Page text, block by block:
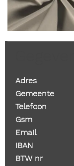
Adres
Gemeente
Telefoon
Gsm
Email
IBAN
BTW nr